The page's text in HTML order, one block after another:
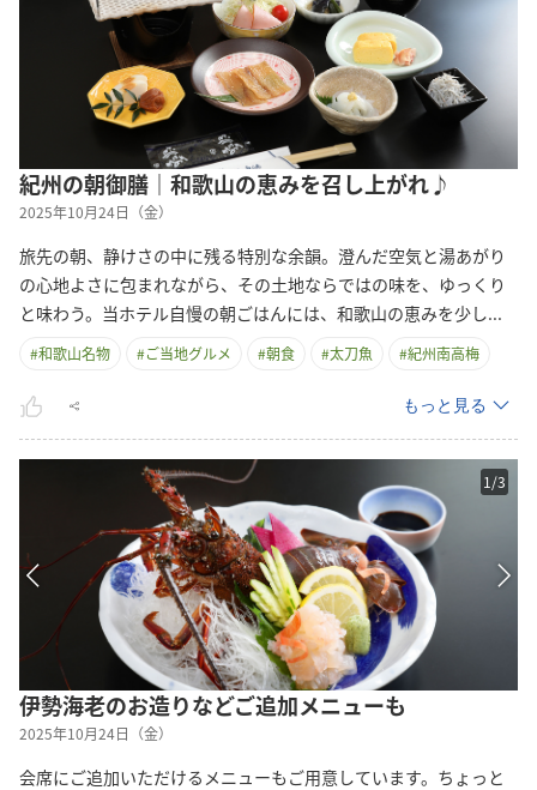
紀州の朝御膳｜和歌山の恵みを召し上がれ♪
2025年10月24日（金）
旅先の朝、静けさの中に残る特別な余韻。澄んだ空気と湯あがり
の心地よさに包まれながら、その土地ならではの味を、ゆっくり
と味わう。当ホテル自慢の朝ごはんには、和歌山の恵みを少し...
#和歌山名物 #ご当地グルメ #朝食 #太刀魚 #紀州南高梅
もっと見る
1 /3
伊勢海老のお造りなどご追加メニューも
2025年10月24日（金）
会席にご追加いただけるメニューもご用意しています。ちょっと